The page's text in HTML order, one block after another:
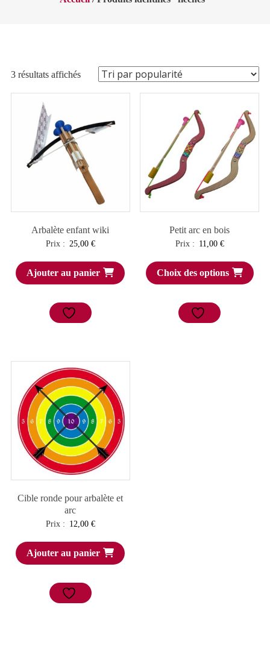
3 résultats affichésTrié
par
Arbalète enfant wiki
Prix : 25,00 €
Ajouter au panier
Petit arc en bois
Prix : 11,00 €
Choix des options
Cible ronde pour arbalète et
arc
Prix : 12,00 €
Ajouter au panier